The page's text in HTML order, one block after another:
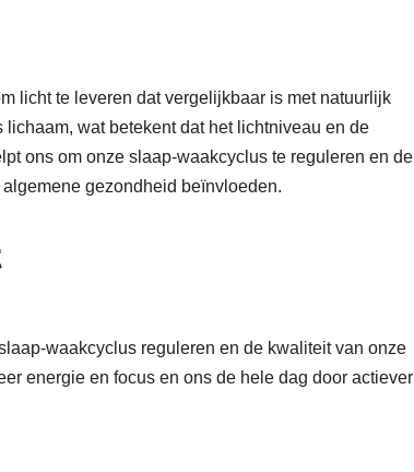
licht te leveren dat vergelijkbaar is met natuurlijk
wat betekent dat het lichtniveau en de
ons om onze slaap-waakcyclus te reguleren en de
gezondheid beïnvloeden.
waakcyclus reguleren en de kwaliteit van onze
energie en focus en ons de hele dag door actiever